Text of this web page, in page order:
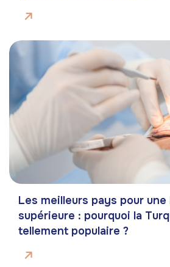
Les meilleurs pays pour
supérieure : pourquoi la
tellement populaire ?